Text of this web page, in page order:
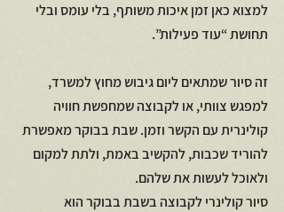
למצוא כאן זמן איכות משותף, בלי עומס ובלי
תחושת “עוד פעילות”.
זה סיור שמתאים ליום גיבוש מחוץ למשרד,
למפגש צוותי, או לקבוצה שמחפשת חוויה
קולינרית עם הקשר וזמן. שבת בבוקר מאפשרת
להוריד שכבות, להקשיב באמת, ולתת למקום
ולאוכל לעשות את שלהם.
סיור קולינרי לקבוצה בשבת בבוקר הוא